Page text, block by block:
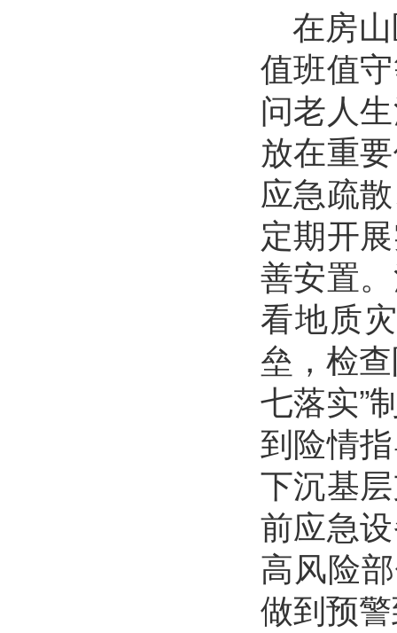
在房
值班值
问老人
放在重
应急疏
定期开
善安置
看地质
垒，检
七落实”
到险情
下沉基
前应急
高风险
做到预